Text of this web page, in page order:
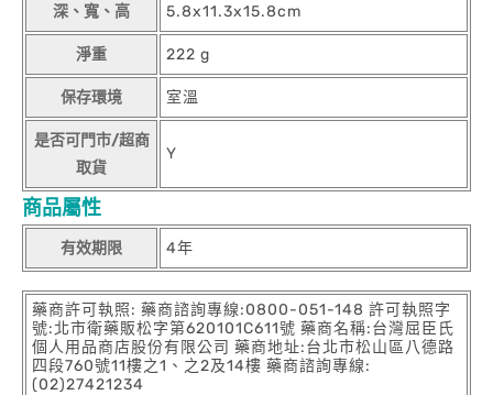
深、寬、高 5.8x11.3x15.8cm
淨重 222 g
保存環境 室溫
是否可門市/超商
取貨
Y
商品屬性
有效期限 4年
藥商許可執照: 藥商諮詢專線:0800-051-148 許可執照字
號:北市衛藥販松字第620101C611號 藥商名稱:台灣屈臣氏
個人用品商店股份有限公司 藥商地址:台北市松山區八德路
四段760號11樓之1、之2及14樓 藥商諮詢專線:
(02)27421234